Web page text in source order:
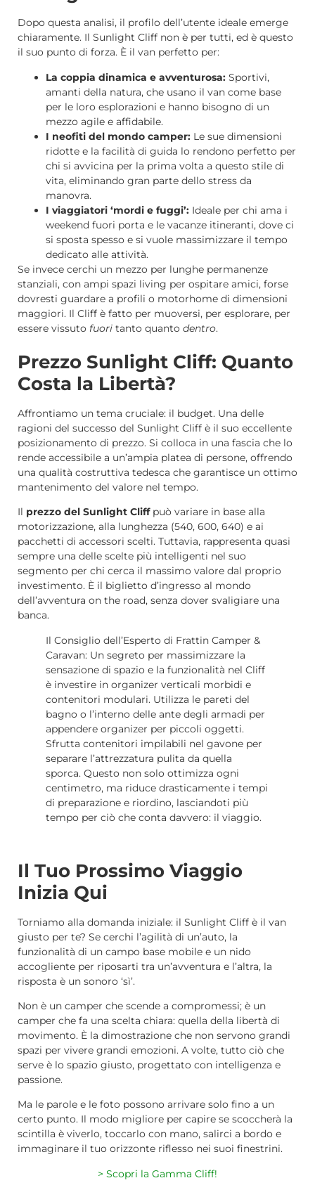
Dopo questa analisi, il profilo dell’utente ideale emerge
chiaramente. Il Sunlight Cliff non è per tutti, ed è questo
il suo punto di forza. È il van perfetto per:
La coppia dinamica e avventurosa: Sportivi,
amanti della natura, che usano il van come base
per le loro esplorazioni e hanno bisogno di un
mezzo agile e affidabile.
I neofiti del mondo camper: Le sue dimensioni
ridotte e la facilità di guida lo rendono perfetto per
chi si avvicina per la prima volta a questo stile di
vita, eliminando gran parte dello stress da
manovra.
I viaggiatori ‘mordi e fuggi’: Ideale per chi ama i
weekend fuori porta e le vacanze itineranti, dove ci
si sposta spesso e si vuole massimizzare il tempo
dedicato alle attività.
Se invece cerchi un mezzo per lunghe permanenze
stanziali, con ampi spazi living per ospitare amici, forse
dovresti guardare a profili o motorhome di dimensioni
maggiori. Il Cliff è fatto per muoversi, per esplorare, per
essere vissuto fuori tanto quanto dentro.
Prezzo Sunlight Cliff: Quanto
Costa la Libertà?
Affrontiamo un tema cruciale: il budget. Una delle
ragioni del successo del Sunlight Cliff è il suo eccellente
posizionamento di prezzo. Si colloca in una fascia che lo
rende accessibile a un’ampia platea di persone, offrendo
una qualità costruttiva tedesca che garantisce un ottimo
mantenimento del valore nel tempo.
Il prezzo del Sunlight Cliffpuò variare in base alla
motorizzazione, alla lunghezza (540, 600, 640) e ai
pacchetti di accessori scelti. Tuttavia, rappresenta quasi
sempre una delle scelte più intelligenti nel suo
segmento per chi cerca il massimo valore dal proprio
investimento. È il biglietto d’ingresso al mondo
dell’avventura on the road, senza dover svaligiare una
banca.
Il Consiglio dell’Esperto di Frattin Camper &
Caravan: Un segreto per massimizzare la
sensazione di spazio e la funzionalità nel Cliff
è investire in organizer verticali morbidi e
contenitori modulari. Utilizza le pareti del
bagno o l’interno delle ante degli armadi per
appendere organizer per piccoli oggetti.
Sfrutta contenitori impilabili nel gavone per
separare l’attrezzatura pulita da quella
sporca. Questo non solo ottimizza ogni
centimetro, ma riduce drasticamente i tempi
di preparazione e riordino, lasciandoti più
tempo per ciò che conta davvero: il viaggio.
Il Tuo Prossimo Viaggio
Inizia Qui
Torniamo alla domanda iniziale: il Sunlight Cliff è il van
giusto per te? Se cerchi l’agilità di un’auto, la
funzionalità di un campo base mobile e un nido
accogliente per riposarti tra un’avventura e l’altra, la
risposta è un sonoro ‘sì’.
Non è un camper che scende a compromessi; è un
camper che fa una scelta chiara: quella della libertà di
movimento. È la dimostrazione che non servono grandi
spazi per vivere grandi emozioni. A volte, tutto ciò che
serve è lo spazio giusto, progettato con intelligenza e
passione.
Ma le parole e le foto possono arrivare solo fino a un
certo punto. Il modo migliore per capire se scoccherà la
scintilla è viverlo, toccarlo con mano, salirci a bordo e
immaginare il tuo orizzonte riflesso nei suoi finestrini.
> Scopri la Gamma Cliff!